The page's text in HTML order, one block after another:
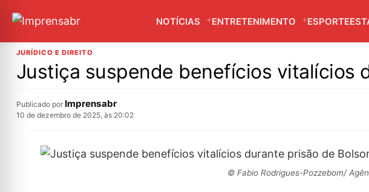
NOTÍCIAS ENTRETENIMENTO ESPORTE
JURÍDICO E DIREITO
Justiça suspende benefícios vitalícios
Publicado por Imprensabr
10 de dezembro de 2025, às 20:02
© Fabio Rodrigues-Pozzebom/